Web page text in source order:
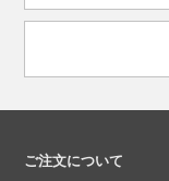
ご注文について